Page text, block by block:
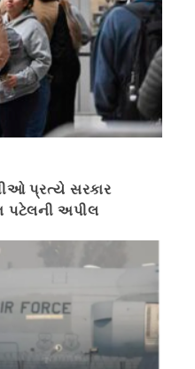
પ્રત્યે સરકાર
પટેલની અપીલ